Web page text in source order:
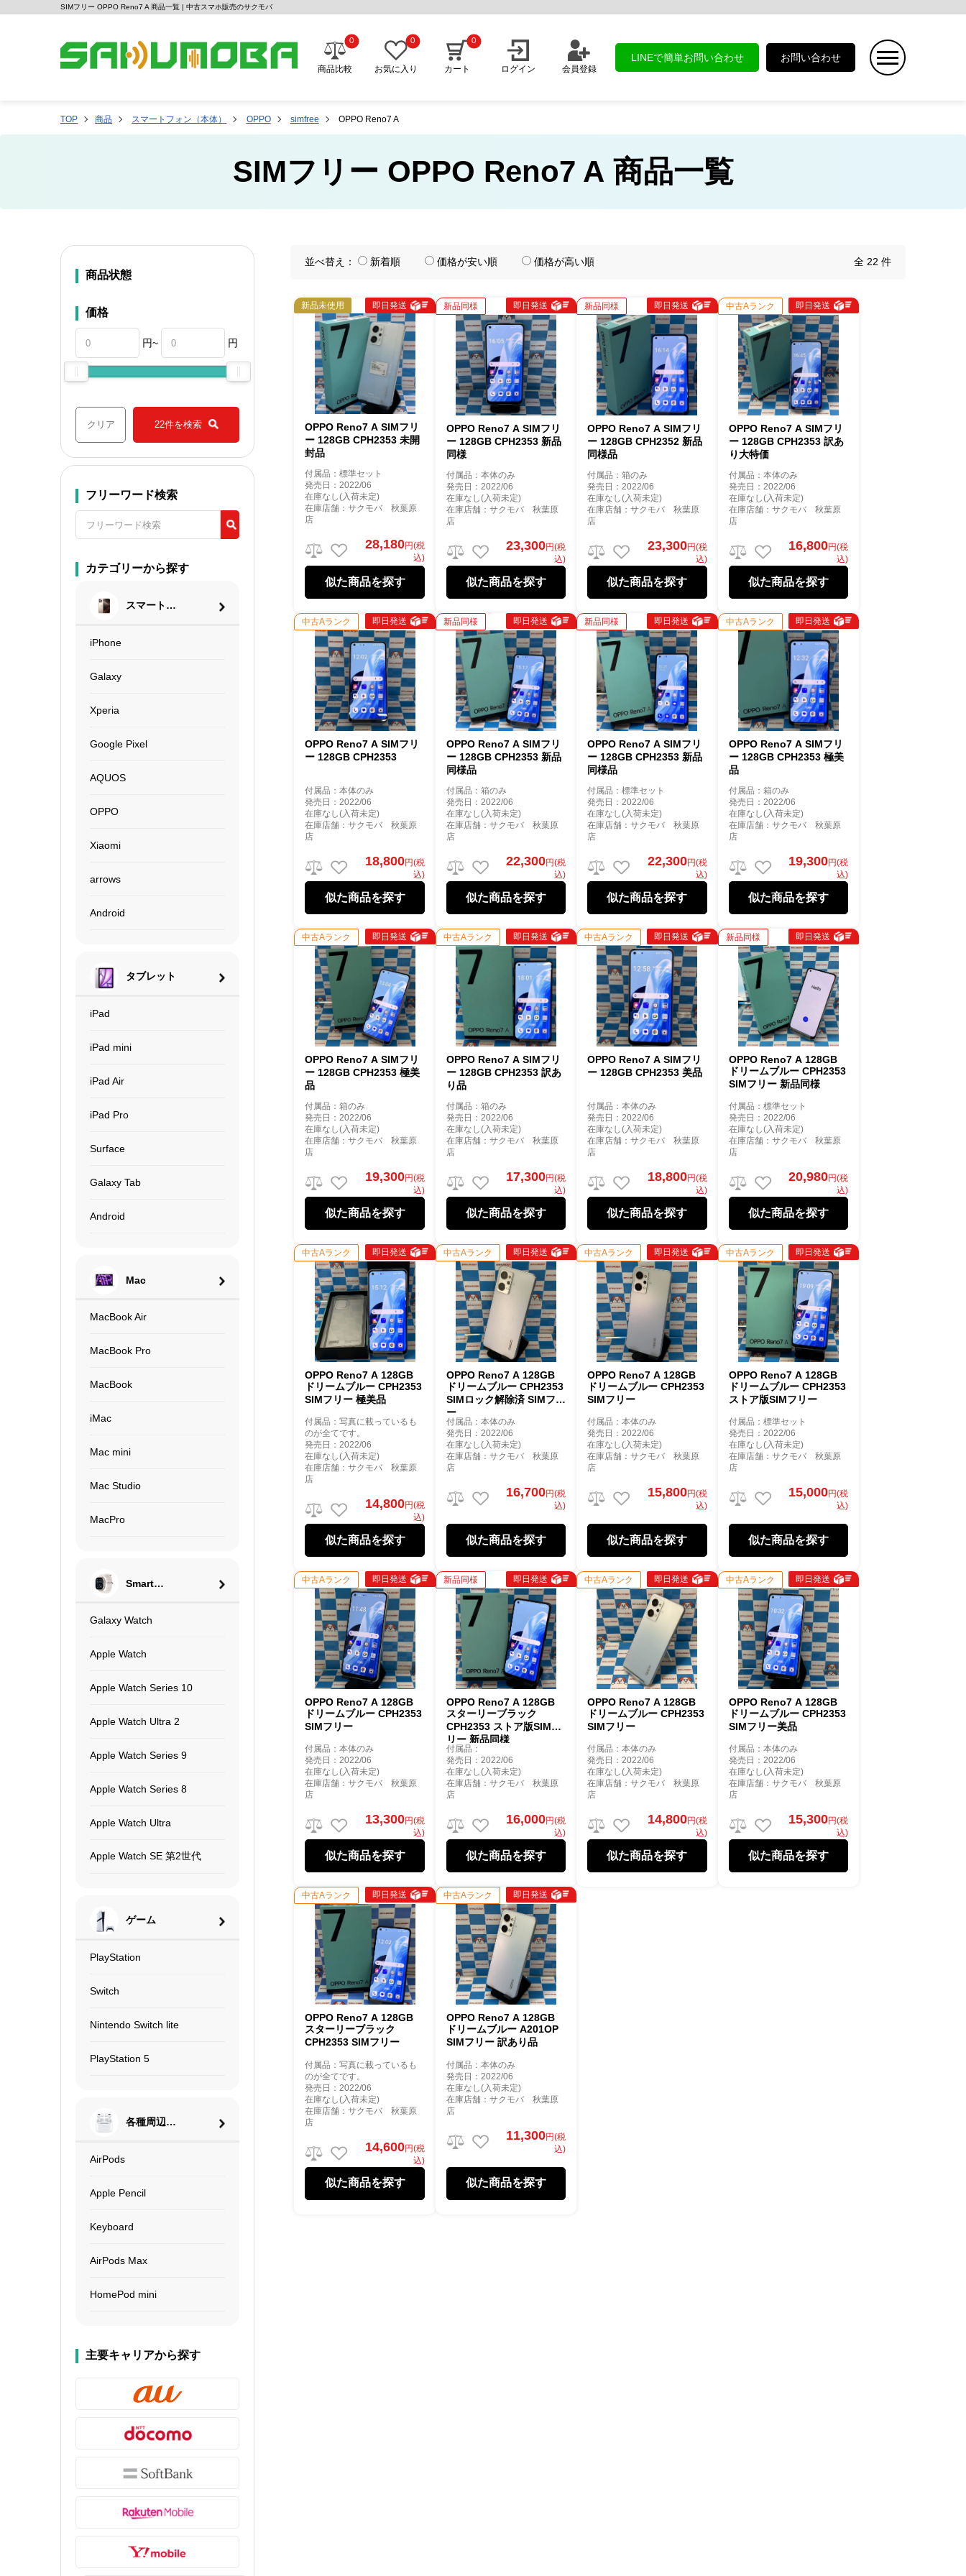
SIMフリー OPPO Reno7 A 商品一覧 | 中古スマホ販売のサクモバ
商品比較
0
お気に入り
0
カート
0
ログイン 会員登録
LINEで簡単お問い合わせ お問い合わせ
TOP 商品 スマートフォン（本体） OPPO simfree OPPO Reno7 A
SIMフリー OPPO Reno7 A 商品一覧
商品状態
価格
円~ 円
クリア 22件を検索
フリーワード検索
カテゴリーから探す
スマートフ
iPhone
Galaxy
Xperia
Google Pixel
AQUOS
OPPO
Xiaomi
arrows
Android
タブレット
iPad
iPad mini
iPad Air
iPad Pro
Surface
Galaxy Tab
Android
Mac
MacBook Air
MacBook Pro
MacBook
iMac
Mac mini
Mac Studio
MacPro
Smart
Galaxy Watch
Apple Watch
Apple Watch Series 10
Apple Watch Ultra 2
Apple Watch Series 9
Apple Watch Series 8
Apple Watch Ultra
Apple Watch SE 第2世代
ゲーム
PlayStation
Switch
Nintendo Switch lite
PlayStation 5
各種周辺機
AirPods
Apple Pencil
Keyboard
AirPods Max
HomePod mini
主要キャリアから探す
並べ替え： 新着順 価格が安い順 価格が高い順 全 22 件
新品未使用 即日発送
OPPO Reno7 A SIMフリ
ー 128GB CPH2353 未開
封品
付属品：標準セット
発売日：2022/06
在庫なし(入荷未定)
在庫店舗：サクモバ 秋葉原
店
28,180円(税
込)
似た商品を探す
新品同様 即日発送
OPPO Reno7 A SIMフリ
ー 128GB CPH2353 新品
同様
付属品：本体のみ
発売日：2022/06
在庫なし(入荷未定)
在庫店舗：サクモバ 秋葉原
店
23,300円(税
込)
似た商品を探す
新品同様 即日発送
OPPO Reno7 A SIMフリ
ー 128GB CPH2352 新品
同様品
付属品：箱のみ
発売日：2022/06
在庫なし(入荷未定)
在庫店舗：サクモバ 秋葉原
店
23,300円(税
込)
似た商品を探す
中古Aランク 即日発送
OPPO Reno7 A SIMフリ
ー 128GB CPH2353 訳あ
り大特価
付属品：本体のみ
発売日：2022/06
在庫なし(入荷未定)
在庫店舗：サクモバ 秋葉原
店
16,800円(税
込)
似た商品を探す
中古Aランク 即日発送
OPPO Reno7 A SIMフリ
ー 128GB CPH2353
付属品：本体のみ
発売日：2022/06
在庫なし(入荷未定)
在庫店舗：サクモバ 秋葉原
店
18,800円(税
込)
似た商品を探す
新品同様 即日発送
OPPO Reno7 A SIMフリ
ー 128GB CPH2353 新品
同様品
付属品：箱のみ
発売日：2022/06
在庫なし(入荷未定)
在庫店舗：サクモバ 秋葉原
店
22,300円(税
込)
似た商品を探す
新品同様 即日発送
OPPO Reno7 A SIMフリ
ー 128GB CPH2353 新品
同様品
付属品：標準セット
発売日：2022/06
在庫なし(入荷未定)
在庫店舗：サクモバ 秋葉原
店
22,300円(税
込)
似た商品を探す
中古Aランク 即日発送
OPPO Reno7 A SIMフリ
ー 128GB CPH2353 極美
品
付属品：箱のみ
発売日：2022/06
在庫なし(入荷未定)
在庫店舗：サクモバ 秋葉原
店
19,300円(税
込)
似た商品を探す
中古Aランク 即日発送
OPPO Reno7 A SIMフリ
ー 128GB CPH2353 極美
品
付属品：箱のみ
発売日：2022/06
在庫なし(入荷未定)
在庫店舗：サクモバ 秋葉原
店
19,300円(税
込)
似た商品を探す
中古Aランク 即日発送
OPPO Reno7 A SIMフリ
ー 128GB CPH2353 訳あ
り品
付属品：箱のみ
発売日：2022/06
在庫なし(入荷未定)
在庫店舗：サクモバ 秋葉原
店
17,300円(税
込)
似た商品を探す
中古Aランク 即日発送
OPPO Reno7 A SIMフリ
ー 128GB CPH2353 美品
付属品：本体のみ
発売日：2022/06
在庫なし(入荷未定)
在庫店舗：サクモバ 秋葉原
店
18,800円(税
込)
似た商品を探す
新品同様 即日発送
OPPO Reno7 A 128GB
ドリームブルー CPH2353
SIMフリー 新品同様
付属品：標準セット
発売日：2022/06
在庫なし(入荷未定)
在庫店舗：サクモバ 秋葉原
店
20,980円(税
込)
似た商品を探す
中古Aランク 即日発送
OPPO Reno7 A 128GB
ドリームブルー CPH2353
SIMフリー 極美品
付属品：写真に載っているも
のが全てです。
発売日：2022/06
在庫なし(入荷未定)
在庫店舗：サクモバ 秋葉原
店
14,800円(税
込)
似た商品を探す
中古Aランク 即日発送
OPPO Reno7 A 128GB
ドリームブルー CPH2353
SIMロック解除済 SIMフリ
ー
付属品：本体のみ
発売日：2022/06
在庫なし(入荷未定)
在庫店舗：サクモバ 秋葉原
店
16,700円(税
込)
似た商品を探す
中古Aランク 即日発送
OPPO Reno7 A 128GB
ドリームブルー CPH2353
SIMフリー
付属品：本体のみ
発売日：2022/06
在庫なし(入荷未定)
在庫店舗：サクモバ 秋葉原
店
15,800円(税
込)
似た商品を探す
中古Aランク 即日発送
OPPO Reno7 A 128GB
ドリームブルー CPH2353
ストア版SIMフリー
付属品：標準セット
発売日：2022/06
在庫なし(入荷未定)
在庫店舗：サクモバ 秋葉原
店
15,000円(税
込)
似た商品を探す
中古Aランク 即日発送
OPPO Reno7 A 128GB
ドリームブルー CPH2353
SIMフリー
付属品：本体のみ
発売日：2022/06
在庫なし(入荷未定)
在庫店舗：サクモバ 秋葉原
店
13,300円(税
込)
似た商品を探す
新品同様 即日発送
OPPO Reno7 A 128GB
スターリーブラック
CPH2353 ストア版SIMフ
リー 新品同様
付属品：
発売日：2022/06
在庫なし(入荷未定)
在庫店舗：サクモバ 秋葉原
店
16,000円(税
込)
似た商品を探す
中古Aランク 即日発送
OPPO Reno7 A 128GB
ドリームブルー CPH2353
SIMフリー
付属品：本体のみ
発売日：2022/06
在庫なし(入荷未定)
在庫店舗：サクモバ 秋葉原
店
14,800円(税
込)
似た商品を探す
中古Aランク 即日発送
OPPO Reno7 A 128GB
ドリームブルー CPH2353
SIMフリー美品
付属品：本体のみ
発売日：2022/06
在庫なし(入荷未定)
在庫店舗：サクモバ 秋葉原
店
15,300円(税
込)
似た商品を探す
中古Aランク 即日発送
OPPO Reno7 A 128GB
スターリーブラック
CPH2353 SIMフリー
付属品：写真に載っているも
のが全てです。
発売日：2022/06
在庫なし(入荷未定)
在庫店舗：サクモバ 秋葉原
店
14,600円(税
込)
似た商品を探す
中古Aランク 即日発送
OPPO Reno7 A 128GB
ドリームブルー A201OP
SIMフリー 訳あり品
付属品：本体のみ
発売日：2022/06
在庫なし(入荷未定)
在庫店舗：サクモバ 秋葉原
店
11,300円(税
込)
似た商品を探す